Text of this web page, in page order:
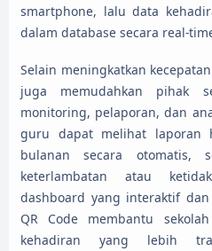
smartphone, lalu data
dalam database secara real-
Selain meningkatkan
juga memudahkan pihak
monitoring, pelaporan, dan
guru dapat melihat laporan
bulanan secara otomatis,
keterlambatan atau
dashboard yang interaktif
QR Code membantu
kehadiran yang lebih